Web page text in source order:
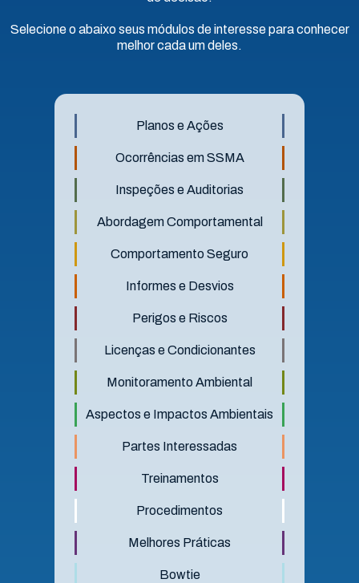
Selecione o abaixo seus módulos de interesse para conhecer
melhor cada um deles.
Planos e Ações
Ocorrências em SSMA
Inspeções e Auditorias
Abordagem Comportamental
Comportamento Seguro
Informes e Desvios
Perigos e Riscos
Licenças e Condicionantes
Monitoramento Ambiental
Aspectos e Impactos Ambientais
Partes Interessadas
Treinamentos
Procedimentos
Melhores Práticas
Bowtie